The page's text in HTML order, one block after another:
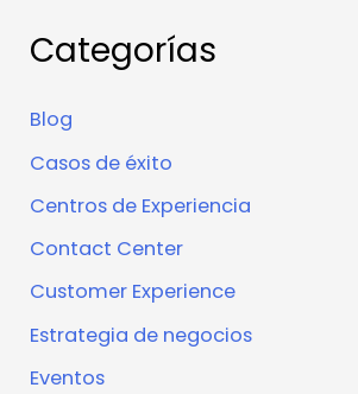
Categorías
Blog
Casos de éxito
Centros de Experiencia
Contact Center
Customer Experience
Estrategia de negocios
Eventos